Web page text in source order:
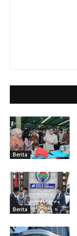
Berita
Berita